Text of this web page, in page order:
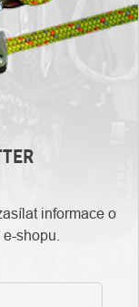
informace o
shopu.